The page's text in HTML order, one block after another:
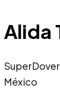
Alida
SuperDover
México